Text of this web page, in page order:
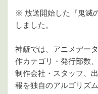
※ 放送開始した『鬼滅
しました。
神籬では、アニメデー
作カテゴリ・発行部数
制作会社・スタッフ、
報を独自のアルゴリズ